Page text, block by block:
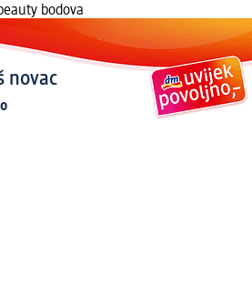
bodova
novac